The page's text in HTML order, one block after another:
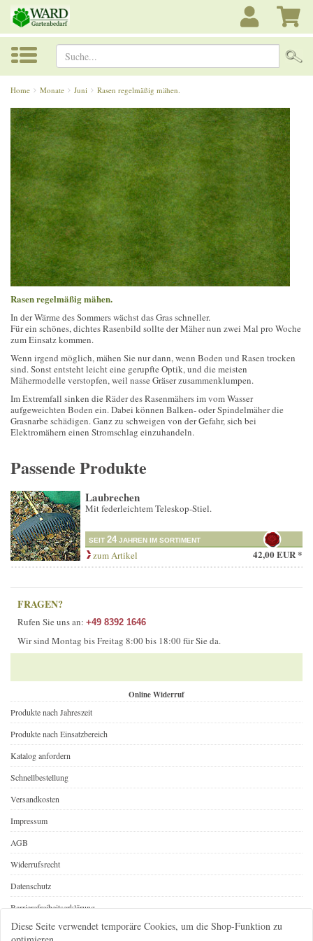
Diese Seite verwendet temporäre Cookies, um die Shop-Funktion zu
Suche...
Home Monate Juni Rasen regelmäßig mähen.
Rasen regelmäßig mähen.
In der Wärme des Sommers wächst das Gras schneller.
Für ein schönes, dichtes Rasenbild sollte der Mäher nun zwei Mal pro Woche
zum Einsatz kommen.
Wenn irgend möglich, mähen Sie nur dann, wenn Boden und Rasen trocken
sind. Sonst entsteht leicht eine gerupfte Optik, und die meisten
Mähermodelle verstopfen, weil nasse Gräser zusammenklumpen.
Im Extremfall sinken die Räder des Rasenmähers im vom Wasser
aufgeweichten Boden ein. Dabei können Balken- oder Spindelmäher die
Grasnarbe schädigen. Ganz zu schweigen von der Gefahr, sich bei
Elektromähern einen Stromschlag einzuhandeln.
Passende Produkte
Laubrechen
Mit federleichtem Teleskop-Stiel.
SEIT 24 JAHREN IM SORTIMENT
zum Artikel 42,00 EUR *
FRAGEN?
Rufen Sie uns an: +49 8392 1646
Wir sind Montag bis Freitag 8:00 bis 18:00 für Sie da.
Online Widerruf
Produkte nach Jahreszeit
Produkte nach Einsatzbereich
Katalog anfordern
Schnellbestellung
Versandkosten
Impressum
AGB
Widerrufsrecht
Datenschutz
Barrierefreiheitserklärung
Online Widerruf